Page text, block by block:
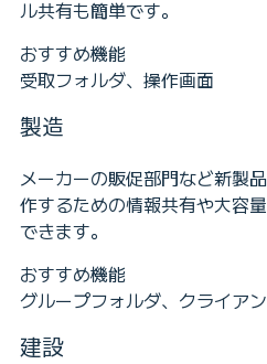
ル共有も簡単です。
おすすめ機能
受取フォルダ、操作画面
製造
メーカーの販促部門など新製
作するための情報共有や大容
できます。
おすすめ機能
グループフォルダ、クライア
建設